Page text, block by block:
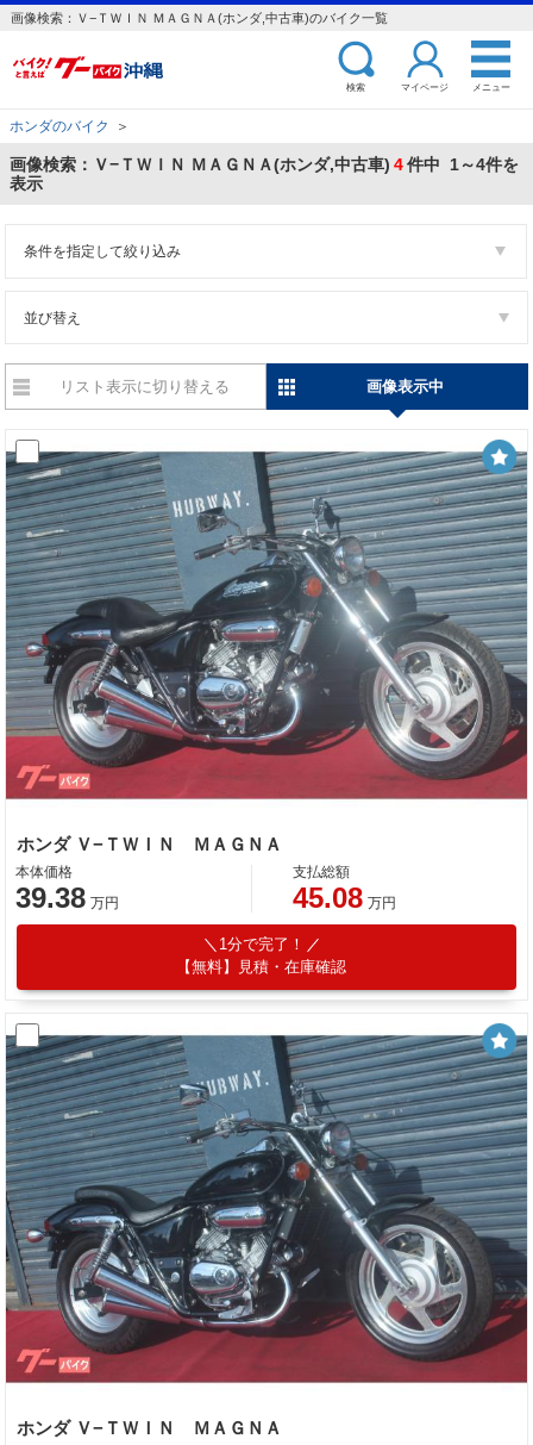
画像検索：Ｖ−ＴＷＩＮ ＭＡＧＮＡ(ホンダ,中古車)のバイク一覧
検索 マイページ メニュー
ホンダのバイク ＞
画像検索：Ｖ−ＴＷＩＮ ＭＡＧＮＡ(ホンダ,中古車) 4件中 1～4件を
表示
条件を指定して絞り込み
並び替え
リスト表示に切り替える 画像表示中
ホンダ Ｖ−ＴＷＩＮ ＭＡＧＮＡ
本体価格
39.38 万円
支払総額
45.08 万円
1分で完了！
【無料】見積・在庫確認
ホンダ Ｖ−ＴＷＩＮ ＭＡＧＮＡ